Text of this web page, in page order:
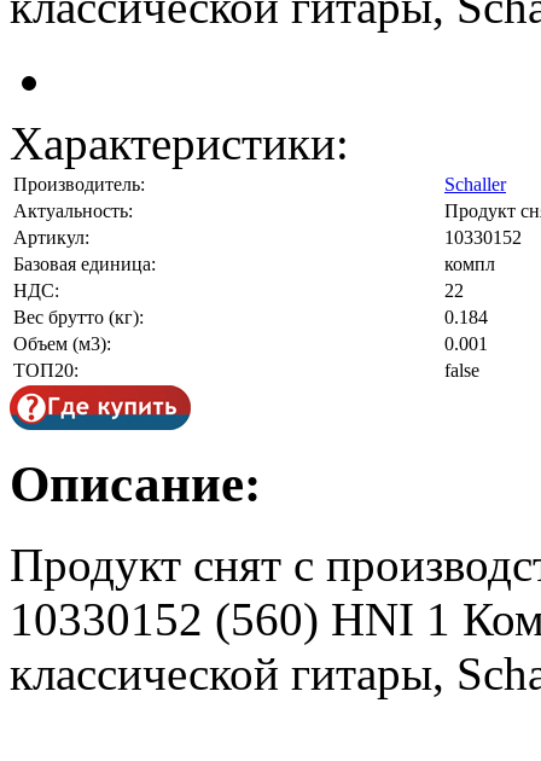
Характеристики:
Производитель:
Schaller
Актуальность:
Продукт
Артикул:
10330152
Базовая единица:
компл
НДС:
22
Вес брутто (кг):
0.184
Объем (м3):
0.001
ТОП20:
false
Описание:
Продукт снят с
10330152 (560) HNI 1
классической гитары,